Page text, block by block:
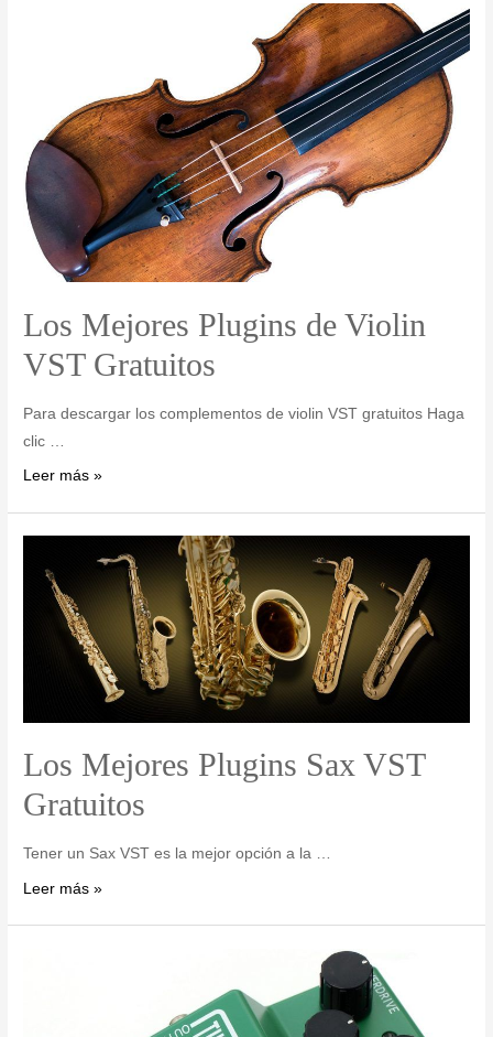
Los Mejores Plugins de Violin
VST Gratuitos
Para descargar los complementos de violin VST gratuitos Haga
clic …
Leer más »
Los Mejores Plugins Sax VST
Gratuitos
Tener un Sax VST es la mejor opción a la …
Leer más »